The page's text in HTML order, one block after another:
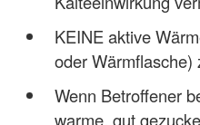
KEINE aktive
oder Wärmflasche)
Wenn Betroffener
warme, gut